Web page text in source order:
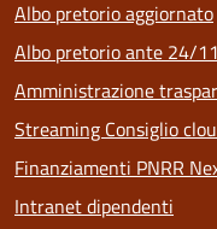
Albo pretorio aggiornato
Albo pretorio ante 24/
Amministrazione
Streaming Consiglio
Finanziamenti PNRR
Intranet dipendenti